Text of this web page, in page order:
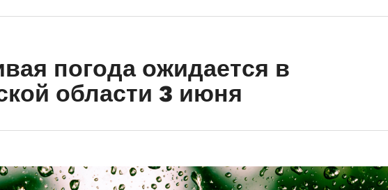
погода ожидается в
области 3 июня